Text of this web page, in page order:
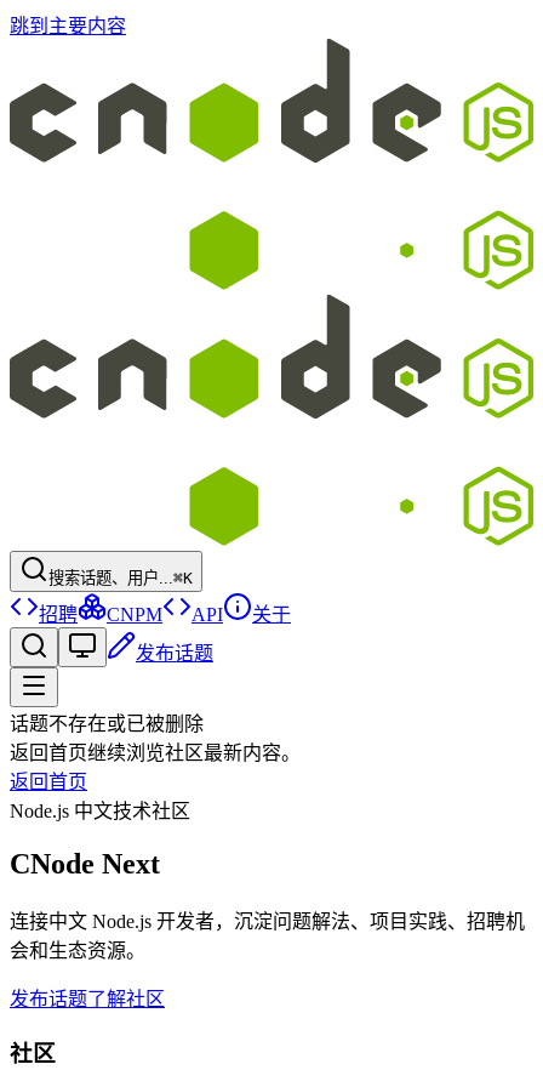
跳到主要内容
搜索话题、用户...⌘K
招聘 CNPM API
关于
发布话题
话题不存在或已被删除
返回首页继续浏览社区最新内容。
返回首页
Node.js 中文技术社区
CNode Next
连接中文 Node.js 开发者，沉淀问题解法、项目实践、招聘机
会和生态资源。
发布话题了解社区
社区